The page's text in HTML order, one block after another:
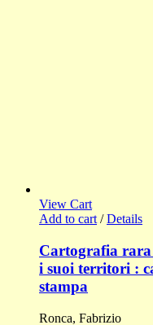
View Cart
Add to cart / Details
Cartografia
i suoi territori :
stampa
Ronca, Fabrizio